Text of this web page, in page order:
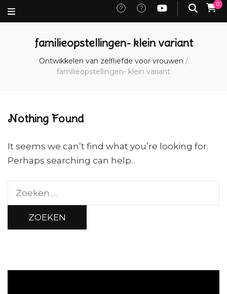
0
familieopstellingen- klein variant
Ontwikkelen van zelfliefde voor vrouwen /
familieopstellingen- klein variant
Nothing Found
It seems we can’t find what you’re looking for.
Perhaps searching can help.
Zoeken